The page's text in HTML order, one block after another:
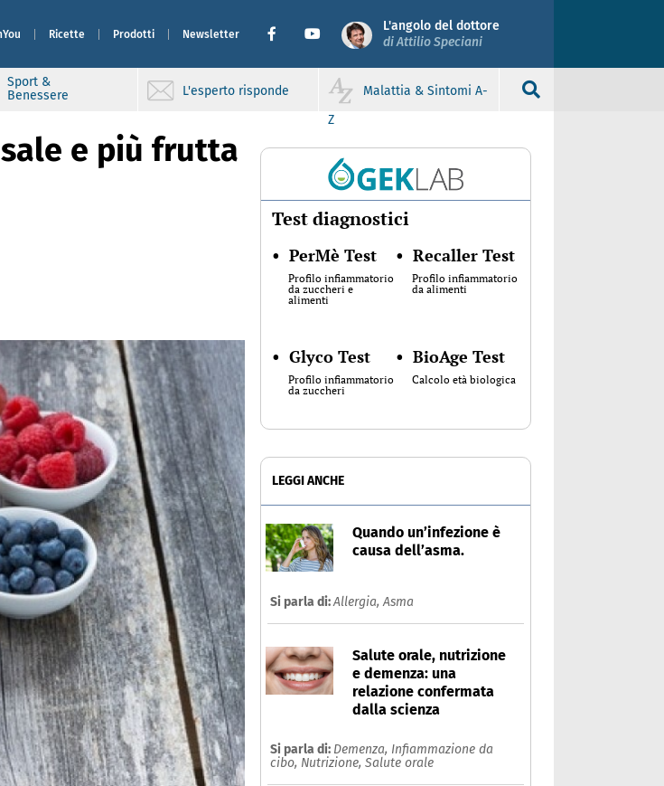
Ricette Prodotti Newsletter
L'angolo del dottore
di Attilio Speciani
Sport &
Benessere
L'esperto risponde
Malattia & Sintomi A-
Z
e più frutta
Test diagnostici
• PerMè Test
Profilo infiammatorio
da zuccheri e
alimenti
• Recaller Test
Profilo infiammatorio
da alimenti
• Glyco Test
Profilo infiammatorio
da zuccheri
• BioAge Test
Calcolo età biologica
LEGGI ANCHE
Quando un’infezione è
causa dell’asma.
Si parla di:Allergia,Asma
Salute orale, nutrizione
e demenza: una
relazione confermata
dalla scienza
Si parla di: Demenza, Infiammazione da
cibo, Nutrizione, Salute orale